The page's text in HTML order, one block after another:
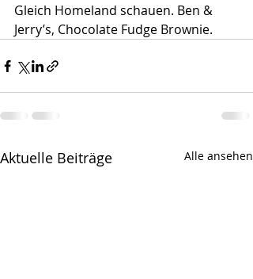
Gleich Homeland schauen. Ben &
Jerry’s, Chocolate Fudge Brownie.
Aktuelle Beiträge Alle ansehen